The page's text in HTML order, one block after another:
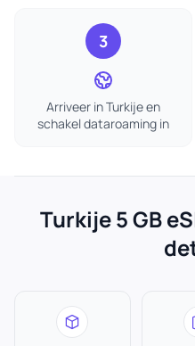
3
Arriveer in Turkije en
schakel dataroaming in
Turkije 5 GB